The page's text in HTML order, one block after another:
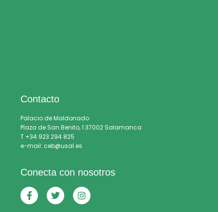
Contacto
Palacio de Maldonado
Plaza de San Benito, 1 37002 Salamanca
T +34 923 294 825
e-mail: ceb@usal.es
Conecta con nosotros